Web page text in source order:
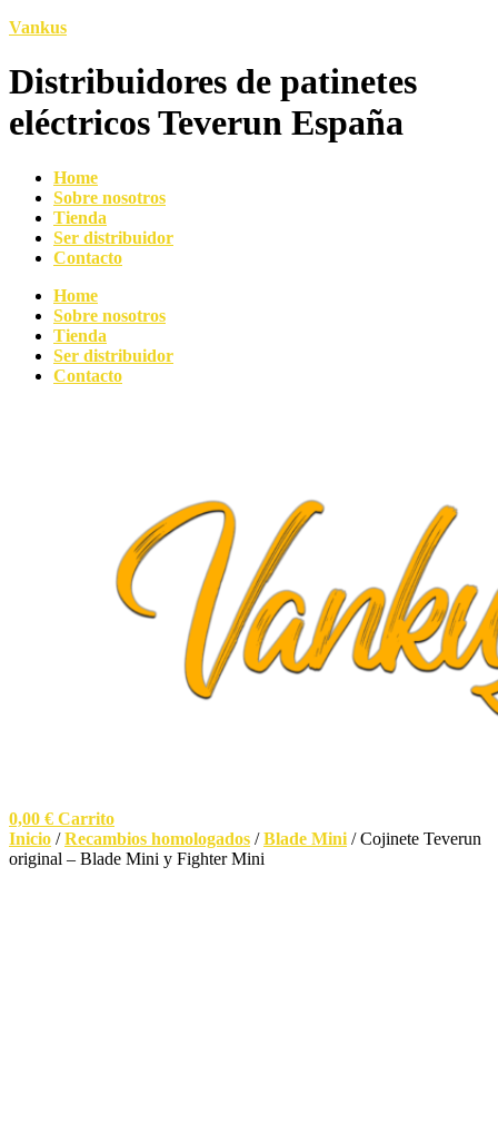
Vankus
Distribuidores de patinetes
eléctricos Teverun España
Home
Sobre nosotros
Tienda
Ser distribuidor
Contacto
Home
Sobre nosotros
Tienda
Ser distribuidor
Contacto
0,00 € Carrito
Inicio /Recambios homologados /Blade Mini / Cojinete Teverun
original – Blade Mini y Fighter Mini